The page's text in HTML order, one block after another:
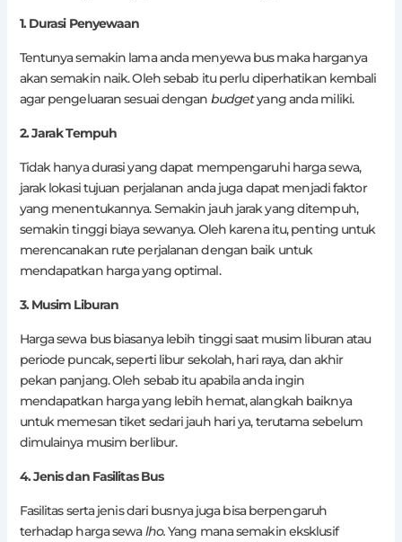
1. Durasi Penyewaan
Tentunya semakin lama anda menyewa bus maka harganya
akan semakin naik. Oleh sebab itu perlu diperhatikan kembali
agar pengeluaran sesuai dengan budgetyang anda miliki.
2. Jarak Tempuh
Tidak hanya durasi yang dapat mempengaruhi harga sewa,
jarak lokasi tujuan perjalanan anda juga dapat menjadi faktor
yang menentukannya. Semakin jauh jarak yang ditempuh,
semakin tinggi biaya sewanya. Oleh karena itu, penting untuk
merencanakan rute perjalanan dengan baik untuk
mendapatkan harga yang optimal.
3. Musim Liburan
Harga sewa bus biasanya lebih tinggi saat musim liburan atau
periode puncak, seperti libur sekolah, hari raya, dan akhir
pekan panjang. Oleh sebab itu apabila anda ingin
mendapatkan harga yang lebih hemat, alangkah baiknya
untuk memesan tiket sedari jauh hari ya, terutama sebelum
dimulainya musim berlibur.
4. Jenis dan Fasilitas Bus
Fasilitas serta jenis dari busnya juga bisa berpengaruh
terhadap harga sewalho.Yang mana semakin eksklusif